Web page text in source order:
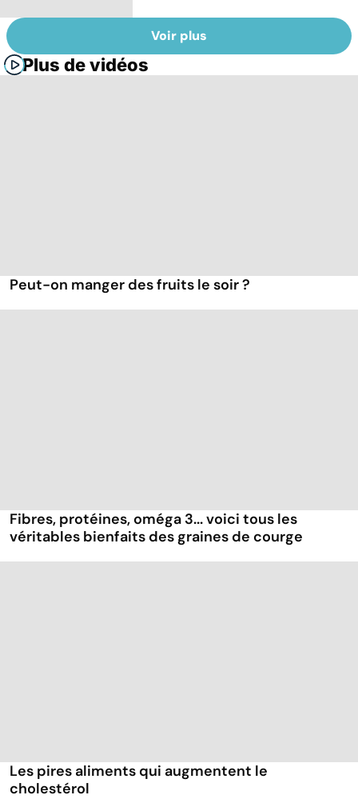
Voir plus
Plus de vidéos
Peut-on manger des fruits le soir ?
Fibres, protéines, oméga 3... voici tous les
véritables bienfaits des graines de courge
Les pires aliments qui augmentent le
cholestérol